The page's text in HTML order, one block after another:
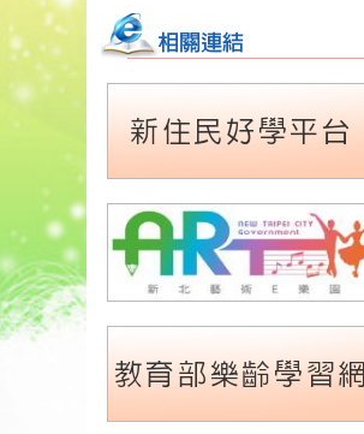
新住民好學平台
教育部樂齡學習網